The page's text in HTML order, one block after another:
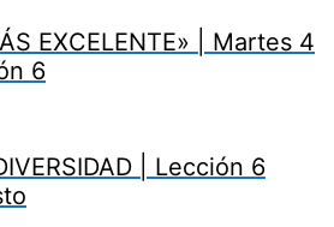
EXCELENTE» | Martes 4
6
| Lección 6